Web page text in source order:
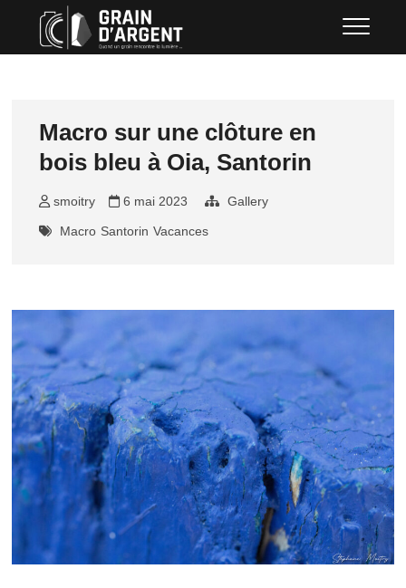
content
QUAND UN GRAIN RENCONTRE LA
Macro sur une clôture en
bois bleu à Oia, Santorin
smoitry 6 mai 2023 Gallery
Macro Santorin Vacances